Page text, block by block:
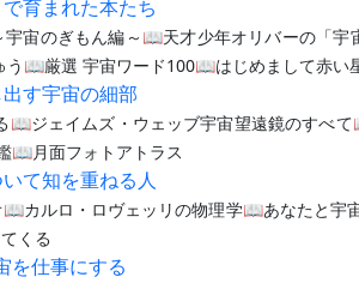
育まれた本たち
宙のぎもん編～📖天才少年オリバーの「
📖厳選 宇宙ワード100📖はじめまして赤い
す宇宙の細部
📖ジェイムズ・ウェッブ宇宙望遠鏡のすべ
📖月面フォトアトラス
て知を重ねる人
カルロ・ロヴェッリの物理学📖あなたと宇
くる
仕事にする